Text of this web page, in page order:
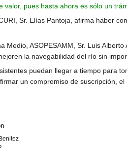
valor, pues hasta ahora es sólo un
Sr. Elías Pantoja, afirma haber
ASOPESAMM, Sr. Luis
la navegabilidad del río sin
puedan llegar a tiempo para
un compromiso de suscripción,